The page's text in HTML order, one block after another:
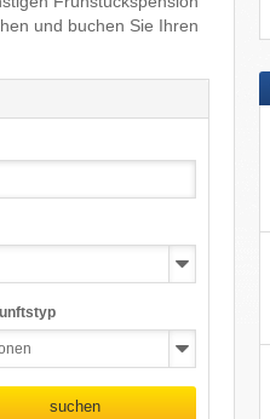
und buchen Sie Ihren
suchen